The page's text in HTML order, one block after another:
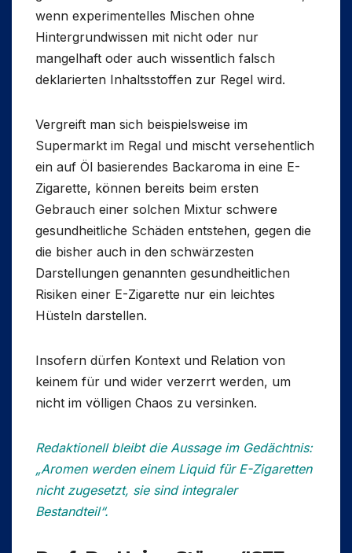
wenn experimentelles Mischen ohne
Hintergrundwissen mit nicht oder nur
mangelhaft oder auch wissentlich falsch
deklarierten Inhaltsstoffen zur Regel wird.
Vergreift man sich beispielsweise im
Supermarkt im Regal und mischt versehentlich
ein auf Öl basierendes Backaroma in eine E-
Zigarette, können bereits beim ersten
Gebrauch einer solchen Mixtur schwere
gesundheitliche Schäden entstehen, gegen die
die bisher auch in den schwärzesten
Darstellungen genannten gesundheitlichen
Risiken einer E-Zigarette nur ein leichtes
Hüsteln darstellen.
Insofern dürfen Kontext und Relation von
keinem für und wider verzerrt werden, um
nicht im völligen Chaos zu versinken.
Redaktionell bleibt die Aussage im Gedächtnis:
„Aromen werden einem Liquid für E-Zigaretten
nicht zugesetzt, sie sind integraler
Bestandteil“.